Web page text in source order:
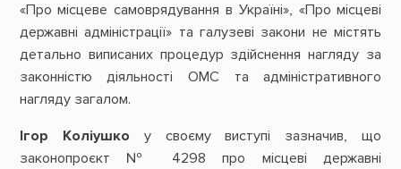
«Про місцеве самоврядування в Україні», «Про місцеві
державні адміністрації» та галузеві закони не містять
детально виписаних процедур здійснення нагляду за
законністю діяльності ОМС та адміністративного
нагляду загалом.
Ігор Коліушко у своєму виступі зазначив, що
законопроєкт № 4298 про місцеві державні